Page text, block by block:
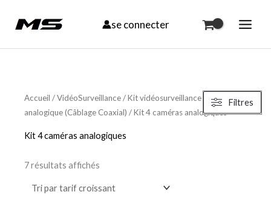
se connecter
Filtres
Accueil /VidéoSurveillance/Kit vidéosurveillance
KIT
analogique (Câblage Coaxial) / Kit 4 caméras analogiques
Kit 4 caméras analogiques
7 résultats affichés
par
croissant